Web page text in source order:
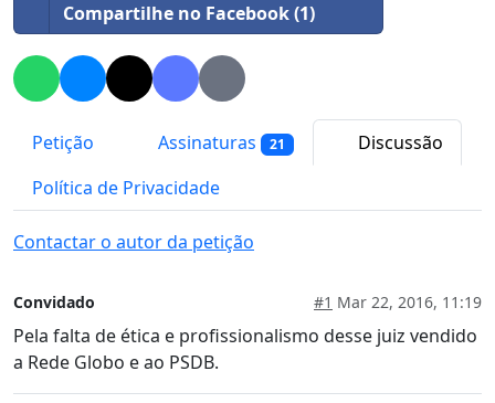
Compartilhe no Facebook (1)
Petição Assinaturas 21
Discussão
Política de Privacidade
Contactar o autor da petição
Convidado #1 Mar 22, 2016, 11:19
Pela falta de ética e profissionalismo desse juiz vendido
a Rede Globo e ao PSDB.